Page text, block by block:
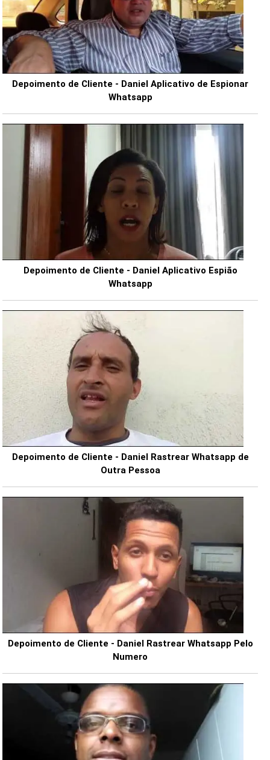
Depoimento de Cliente - Daniel Aplicativo de Espionar
Whatsapp
Depoimento de Cliente - Daniel Aplicativo Espião
Whatsapp
Depoimento de Cliente - Daniel Rastrear Whatsapp de
Outra Pessoa
Depoimento de Cliente - Daniel Rastrear Whatsapp Pelo
Numero